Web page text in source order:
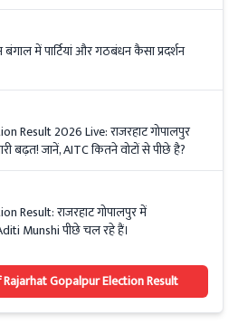
बंगाल में पार्टियां और गठबंधन कैसा प्रदर्शन
Result 2026 Live: राजरहाट गोपालपुर
बढ़त! जानें, AITC कितने वोटों से पीछे है?
Result: राजरहाट गोपालपुर में
Munshi पीछे चल रहे हैं।
Gopalpur Election Result